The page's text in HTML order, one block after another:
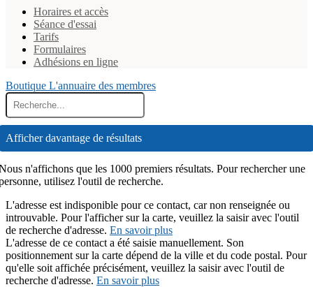
Horaires et accès
Séance d'essai
Tarifs
Formulaires
Adhésions en ligne
Boutique L'annuaire des membres
Afficher davantage de résultats
n'affichons que les 1000 premiers résultats. Pour rechercher une
utilisez l'outil de recherche.
L'adresse est indisponible pour ce contact, car non renseignée ou
introuvable. Pour l'afficher sur la carte, veuillez la saisir avec l'outil
de recherche d'adresse. En savoir plus
L'adresse de ce contact a été saisie manuellement. Son
positionnement sur la carte dépend de la ville et du code postal. Pour
qu'elle soit affichée précisément, veuillez la saisir avec l'outil de
recherche d'adresse. En savoir plus